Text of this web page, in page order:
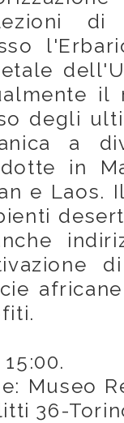
di
il
degli
a
in
e Laos.
Museo
36-